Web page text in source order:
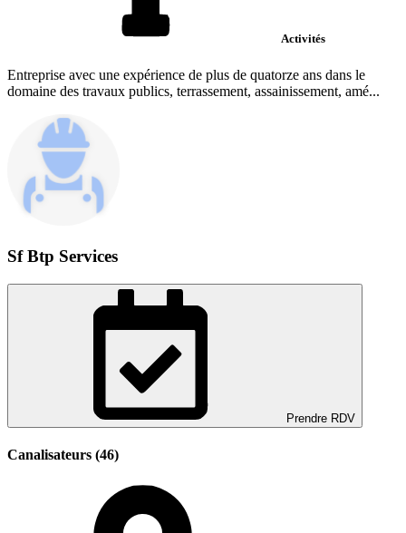
Activités
Entreprise avec une expérience de plus de quatorze ans dans le
domaine des travaux publics, terrassement, assainissement, amé...
Sf Btp Services
Prendre RDV
Canalisateurs (46)